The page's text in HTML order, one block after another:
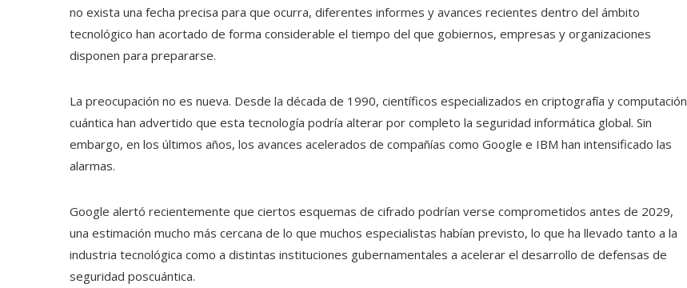
no exista una fecha precisa para que ocurra, diferentes informes y avances recientes dentro del ámbito
tecnológico han acortado de forma considerable el tiempo del que gobiernos, empresas y organizaciones
disponen para prepararse.
La preocupación no es nueva. Desde la década de 1990, científicos especializados en criptografía y computación
cuántica han advertido que esta tecnología podría alterar por completo la seguridad informática global. Sin
embargo, en los últimos años, los avances acelerados de compañías como Google e IBM han intensificado las
alarmas.
Google alertó recientemente que ciertos esquemas de cifrado podrían verse comprometidos antes de 2029,
una estimación mucho más cercana de lo que muchos especialistas habían previsto, lo que ha llevado tanto a la
industria tecnológica como a distintas instituciones gubernamentales a acelerar el desarrollo de defensas de
seguridad poscuántica.